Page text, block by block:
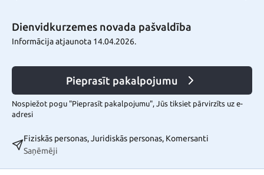
Dienvidkurzemes novada pašvaldība
Informācija atjaunota 14.04.2026.
Pieprasīt pakalpojumu
Nospiežot pogu "Pieprasīt pakalpojumu", Jūs tiksiet pārvirzīts uz e-
adresi
Fiziskās personas, Juridiskās personas, Komersanti
Saņēmēji